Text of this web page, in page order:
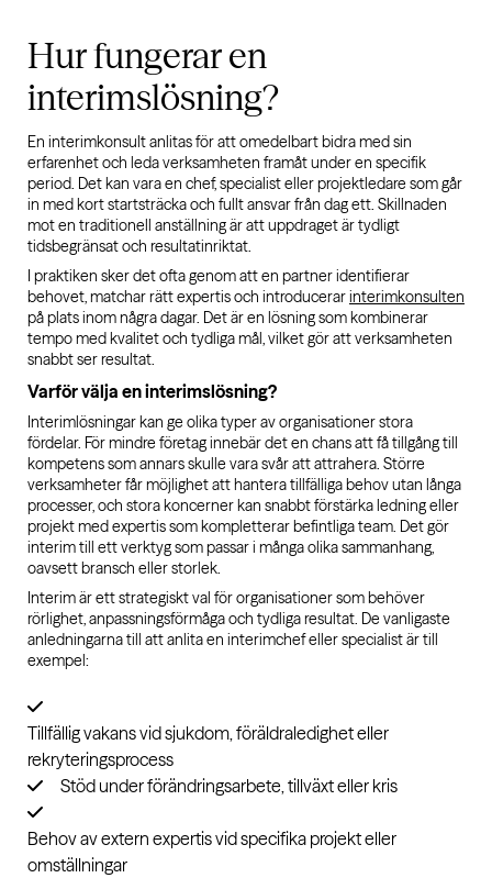
Hur fungerar en
interimslösning?
En interimkonsult anlitas för att omedelbart bidra med sin
erfarenhet och leda verksamheten framåt under en specifik
period. Det kan vara en chef, specialist eller projektledare som går
in med kort startsträcka och fullt ansvar från dag ett. Skillnaden
mot en traditionell anställning är att uppdraget är tydligt
tidsbegränsat och resultatinriktat.
I praktiken sker det ofta genom att en partner identifierar
behovet, matchar rätt expertis och introducerarinterimkonsulten
på plats inom några dagar. Det är en lösning som kombinerar
tempo med kvalitet och tydliga mål, vilket gör att verksamheten
snabbt ser resultat.
Varför välja en interimslösning?
Interimlösningar kan ge olika typer av organisationer stora
fördelar. För mindre företag innebär det en chans att få tillgång till
kompetens som annars skulle vara svår att attrahera. Större
verksamheter får möjlighet att hantera tillfälliga behov utan långa
processer, och stora koncerner kan snabbt förstärka ledning eller
projekt med expertis som kompletterar befintliga team. Det gör
interim till ett verktyg som passar i många olika sammanhang,
oavsett bransch eller storlek.
Interim är ett strategiskt val för organisationer som behöver
rörlighet, anpassningsförmåga och tydliga resultat. De vanligaste
anledningarna till att anlita en interimchef eller specialist är till
exempel:
Tillfällig vakans vid sjukdom, föräldraledighet eller
rekryteringsprocess
Stöd under förändringsarbete, tillväxt eller kris
Behov av extern expertis vid specifika projekt eller
omställningar